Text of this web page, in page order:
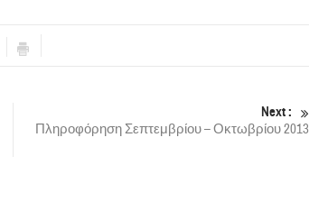
Next :
Πληροφόρηση Σεπτεμβρίου – Οκτωβρίου 2013